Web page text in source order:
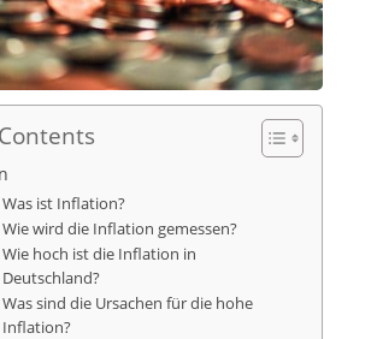
Was ist Inflation?
Wie wird die Inflation gemessen?
Wie hoch ist die Inflation in
Deutschland?
Was sind die Ursachen für die hohe
Inflation?